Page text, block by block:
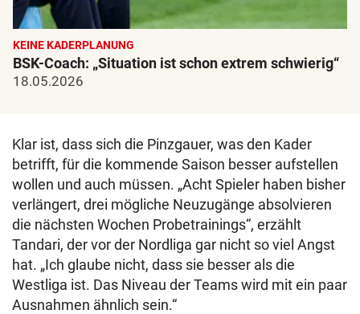
KEINE KADERPLANUNG
BSK-Coach: „Situation ist schon extrem schwierig“
18.05.2026
Klar ist, dass sich die Pinzgauer, was den Kader
betrifft, für die kommende Saison besser aufstellen
wollen und auch müssen. „Acht Spieler haben bisher
verlängert, drei mögliche Neuzugänge absolvieren
die nächsten Wochen Probetrainings“, erzählt
Tandari, der vor der Nordliga gar nicht so viel Angst
hat. „Ich glaube nicht, dass sie besser als die
Westliga ist. Das Niveau der Teams wird mit ein paar
Ausnahmen ähnlich sein.“